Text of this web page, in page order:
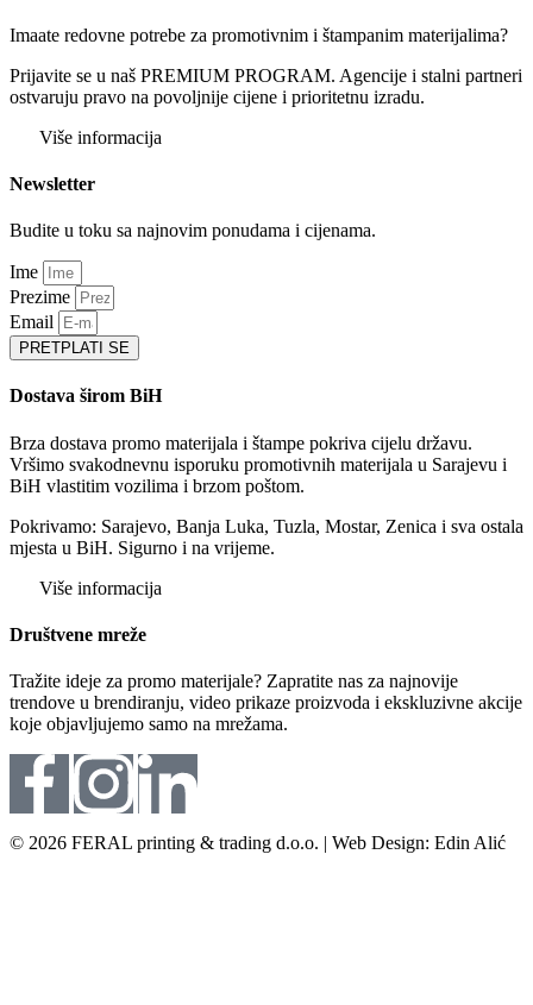
Imaate redovne potrebe za promotivnim i štampanim materijalima?
Prijavite se u naš PREMIUM PROGRAM. Agencije i stalni partneri
ostvaruju pravo na povoljnije cijene i prioritetnu izradu.
Više informacija
Newsletter
Budite u toku sa najnovim ponudama i cijenama.
Ime
Prezime
Email
PRETPLATI SE
Dostava širom BiH
Brza dostava promo materijala i štampe pokriva cijelu državu.
Vršimo svakodnevnu isporuku promotivnih materijala u Sarajevu i
BiH vlastitim vozilima i brzom poštom.
Pokrivamo: Sarajevo, Banja Luka, Tuzla, Mostar, Zenica i sva ostala
mjesta u BiH. Sigurno i na vrijeme.
Više informacija
Društvene mreže
Tražite ideje za promo materijale? Zapratite nas za najnovije
trendove u brendiranju, video prikaze proizvoda i ekskluzivne akcije
koje objavljujemo samo na mrežama.
© 2026 FERAL printing & trading d.o.o. | Web Design: Edin Alić